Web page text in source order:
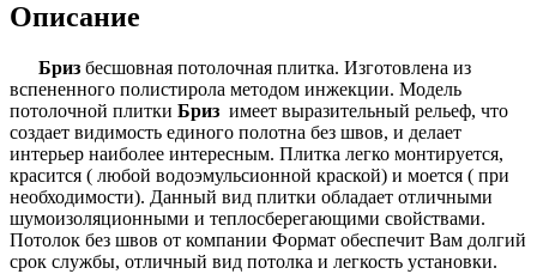
Описание
Бриз бесшовная потолочная плитка. Изготовлена из
вспененного полистирола методом инжекции. Модель
потолочной плитки Бриз имеет выразительный рельеф, что
создает видимость единого полотна без швов, и делает
интерьер наиболее интересным. Плитка легко монтируется,
красится ( любой водоэмульсионной краской) и моется ( при
необходимости). Данный вид плитки обладает отличными
шумоизоляционными и теплосберегающими свойствами.
Потолок без швов от компании Формат обеспечит Вам долгий
срок службы, отличный вид потолка и легкость установки.